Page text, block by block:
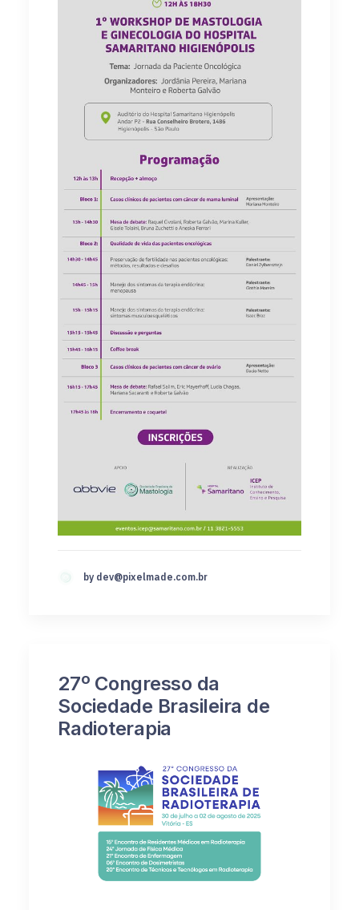
by dev@pixelmade.com.br
27º Congresso da
Sociedade Brasileira de
Radioterapia